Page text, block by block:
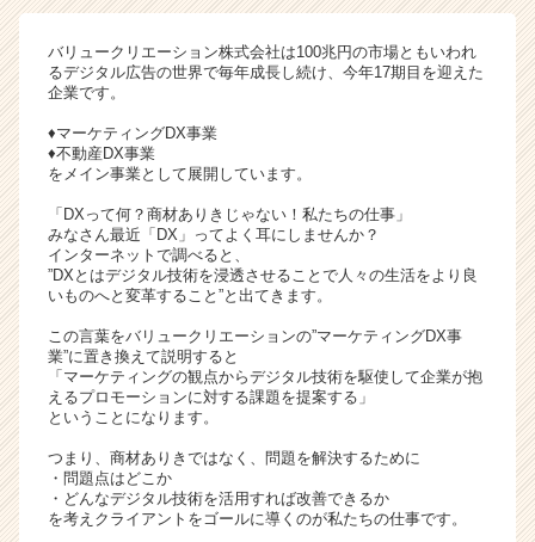
長
業
ス
カ
ト
が
届
く
活
サ
イ
ト
ア
キ
ャ
バリュークリエーション株式会社は100兆円の市場ともいわれ
るデジタル広告の世界で毎年成長し続け、今年17期目を迎えた
企業です。
♦マーケティングDX事業
♦不動産DX事業
をメイン事業として展開しています。
「DXって何？商材ありきじゃない！私たちの仕事」
みなさん最近「DX」ってよく耳にしませんか？
インターネットで調べると、
”DXとはデジタル技術を浸透させることで人々の生活をより良
いものへと変革すること”と出てきます。
この言葉をバリュークリエーションの”マーケティングDX事
業”に置き換えて説明すると
「マーケティングの観点からデジタル技術を駆使して企業が抱
えるプロモーションに対する課題を提案する」
ということになります。
つまり、商材ありきではなく、問題を解決するために
・問題点はどこか
・どんなデジタル技術を活用すれば改善できるか
を考えクライアントをゴールに導くのが私たちの仕事です。